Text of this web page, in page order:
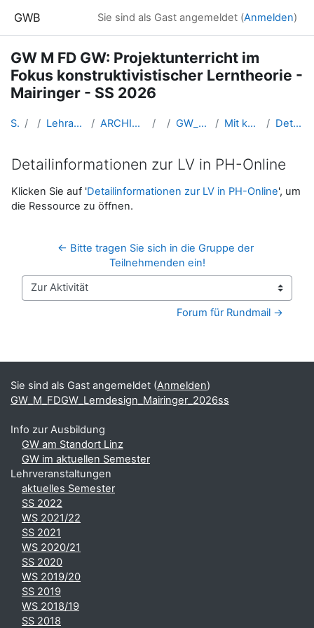
GWB Sie sind als Gast angemeldet (Anmelden)
GW M FD GW: Projektunterricht im
Fokus konstruktivistischer Lerntheorie -
Mairinger - SS 2026
Startseite Kurse Lehramtsausbildung GW im Cluster Österreich Mitte ARCHIV - Lehrveranstaltungen am Standort Linz - seit 2016 SS 2026 GW_M_FDGW_Lerndesign_Mairinger_2026ss Mit konstruktivistischem Lerndesign unterrichten Detailinformationen zur LV in PH-Online
Detailinformationen zur LV in PH-Online
Abschlussbedingungen
Klicken Sie auf 'Detailinformationen zur LV in PH-Online', um
die Ressource zu öffnen.
← Bitte tragen Sie sich in die Gruppe der
Teilnehmenden ein!
Zur Aktivität
Forum für Rundmail →
Ergänzungsblöcke
Sie sind als Gast angemeldet (Anmelden)
GW_M_FDGW_Lerndesign_Mairinger_2026ss
Info zur Ausbildung
GW am Standort Linz
GW im aktuellen Semester
Lehrveranstaltungen
aktuelles Semester
SS 2022
WS 2021/22
SS 2021
WS 2020/21
SS 2020
WS 2019/20
SS 2019
WS 2018/19
SS 2018